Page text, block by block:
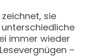
sie
immer wieder
–